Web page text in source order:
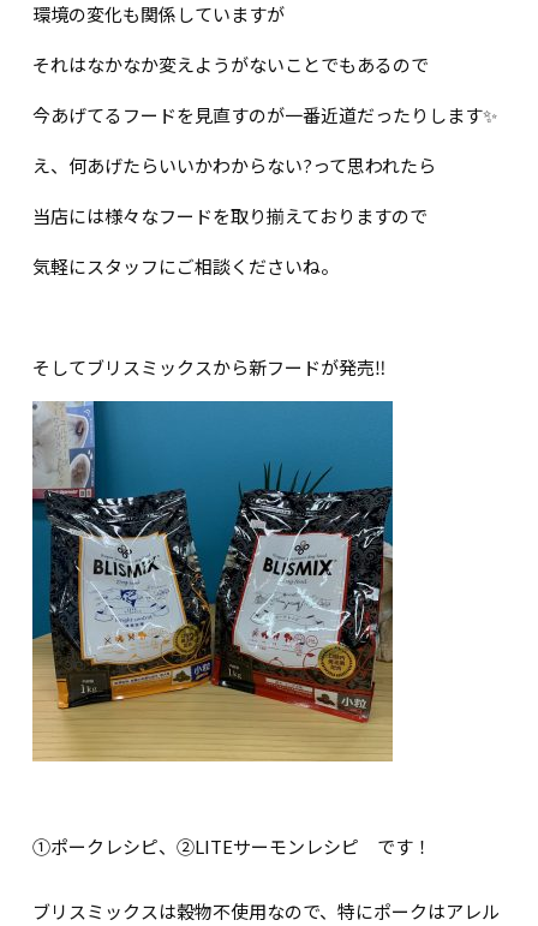
環境の変化も関係していますが
それはなかなか変えようがないことでもあるので
今あげてるフードを見直すのが一番近道だったりします✨
え、何あげたらいいかわからない?って思われたら
当店には様々なフードを取り揃えておりますので
気軽にスタッフにご相談くださいね。
そしてブリスミックスから新フードが発売‼️
①ポークレシピ、②LITEサーモンレシピ です！
ブリスミックスは穀物不使用なので、特にポークはアレル